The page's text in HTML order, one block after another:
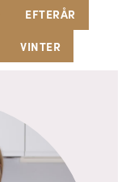
EFTERÅR
VINTER